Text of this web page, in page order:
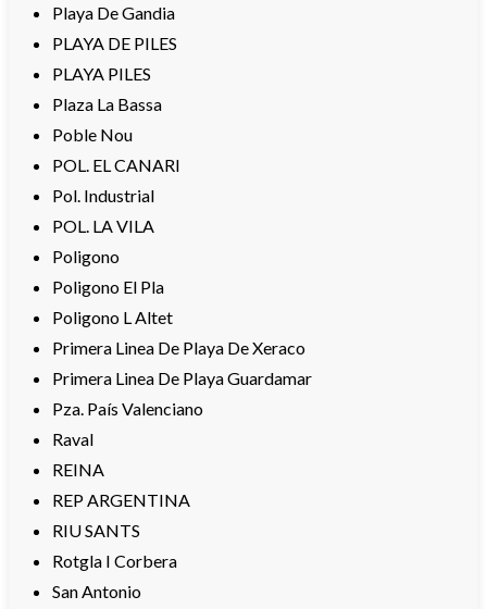
Playa De Gandia
PLAYA DE PILES
PLAYA PILES
Plaza La Bassa
Poble Nou
POL. EL CANARI
Pol. Industrial
POL. LA VILA
Poligono
Poligono El Pla
Poligono L Altet
Primera Linea De Playa De Xeraco
Primera Linea De Playa Guardamar
Pza. País Valenciano
Raval
REINA
REP ARGENTINA
RIU SANTS
Rotgla I Corbera
San Antonio